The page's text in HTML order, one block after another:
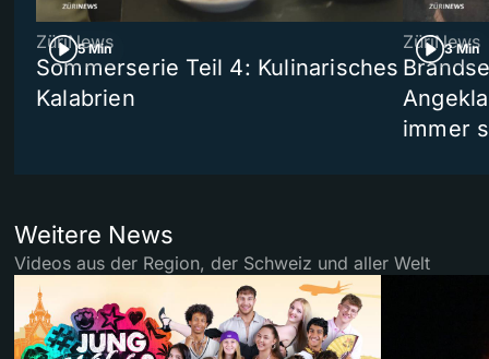
5 Min
ZüriNews
Sommerserie Teil 4: Kulinarisches
Kalabrien
3 Min
ZüriNews
immer
Weitere News
Videos aus der Region, der Schweiz und aller Welt